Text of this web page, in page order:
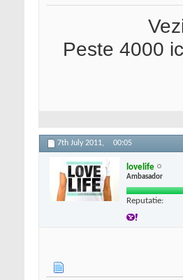
Peste 4000
7th July 2011, 00:05
lovelife
Ambasador
Reputatie: